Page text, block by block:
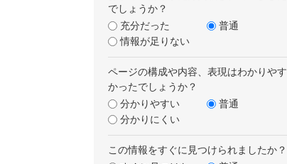
でしょうか？
充分だった
普通
情報が足りない
ページの構成や内容、表現はわかりやす
かったでしょうか？
分かりやすい
普通
分かりにくい
この情報をすぐに見つけられましたか？